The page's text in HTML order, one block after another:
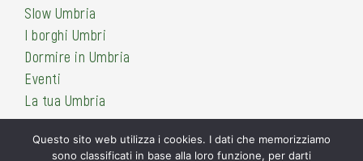
Slow Umbria
I borghi Umbri
Dormire in Umbria
Eventi
La tua Umbria
Questo sito web utilizza i cookies. I dati che memorizziamo
sono classificati in base alla loro funzione, per darti